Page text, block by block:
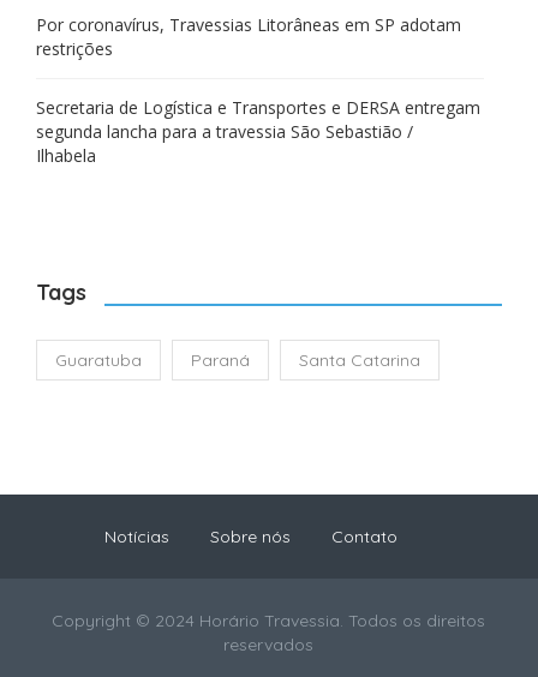
Por coronavírus, Travessias Litorâneas em SP adotam
restrições
Secretaria de Logística e Transportes e DERSA entregam
segunda lancha para a travessia São Sebastião /
Ilhabela
Tags
Guaratuba Paraná Santa Catarina
Notícias Sobre nós Contato
Copyright © 2024 Horário Travessia. Todos os direitos
reservados